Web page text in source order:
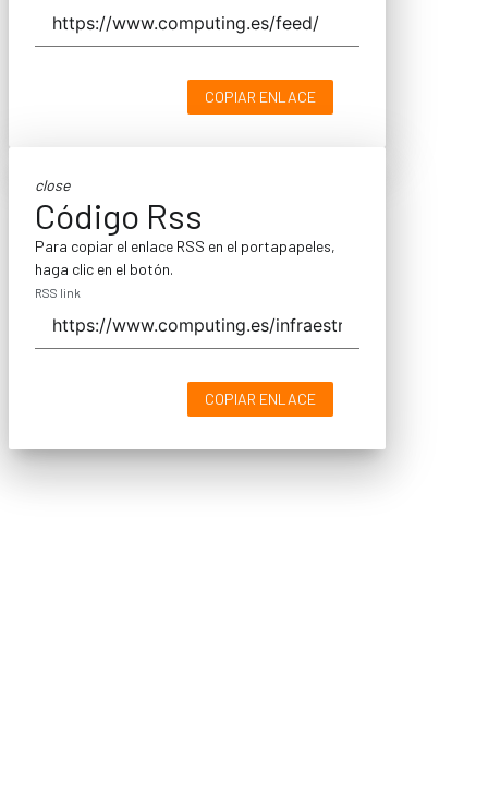
COPIAR ENLACE
close
Código Rss
Para copiar el enlace RSS en el portapapeles,
haga clic en el botón.
RSS link
COPIAR ENLACE